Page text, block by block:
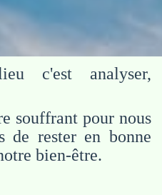
c'est analyser,
souffrant pour nous
de rester en bonne
bien-être.